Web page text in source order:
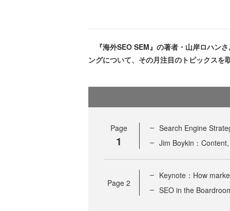
『海外SEO SEM』の著者・山岸ロハン
ングについて、その月注目のトピックスを
Page
1
Search Engine
Jim Boykin：
Page 2
Keynote：How
SEO in the